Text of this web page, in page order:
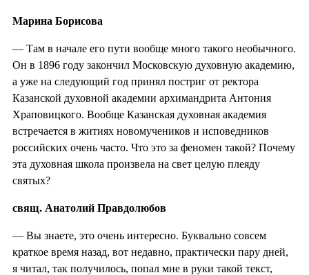
Марина Борисова
— Там в начале его пути вообще много такого необычного.
Он в 1896 году закончил Московскую духовную академию,
а уже на следующий год принял постриг от ректора
Казанской духовной академии архимандрита Антония
Храповицкого. Вообще Казанская духовная академия
встречается в житиях новомучеников и исповедников
российских очень часто. Что это за феномен такой? Почему
эта духовная школа произвела на свет целую плеяду
святых?
свящ. Анатолий Правдолюбов
— Вы знаете, это очень интересно. Буквально совсем
краткое время назад, вот недавно, практически пару дней,
я читал, так получилось, попал мне в руки такой текст,